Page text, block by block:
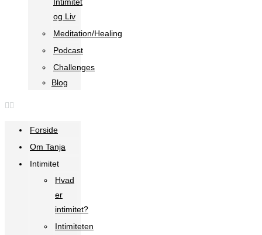
og Liv
Meditation/Healing
Podcast
Challenges
Blog
Forside
Om Tanja
Intimitet
Hvad
er
intimitet?
Intimiteten